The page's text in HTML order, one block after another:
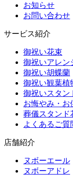
お知らせ
お問い合わせ
サービス紹介
御祝い花束
御祝いアレン
御祝い胡蝶蘭
御祝い観葉植
御祝いスタン
お悔やみ・お
葬儀スタンド
よくあるご質
店舗紹介
ヌボーエール
ヌボーアドレ